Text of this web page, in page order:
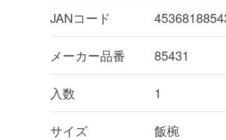
JANコード
メーカー品番 85431
入数 1
サイズ 飯椀